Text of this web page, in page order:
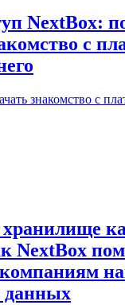
NextBox:
с
знакомство с
NextBox
данных